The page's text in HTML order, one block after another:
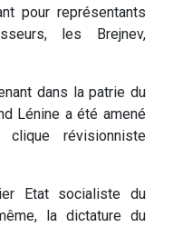
pour représentants
les Brejnev,
dans la patrie du
Lénine a été amené
révisionniste
Etat socialiste du
la dictature du